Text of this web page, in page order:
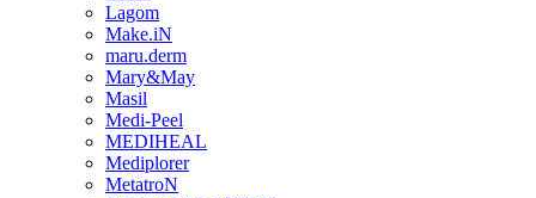
Lagom
Make.iN
maru.derm
Mary&May
Masil
Medi-Peel
MEDIHEAL
Mediplorer
MetatroN